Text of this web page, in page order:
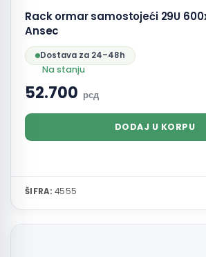
Rack ormar samostojeći 29U
Ansec
Dostava za 24–48h
Na stanju
52.700 рсд
DODAJ U KORPU
ŠIFRA: 4555